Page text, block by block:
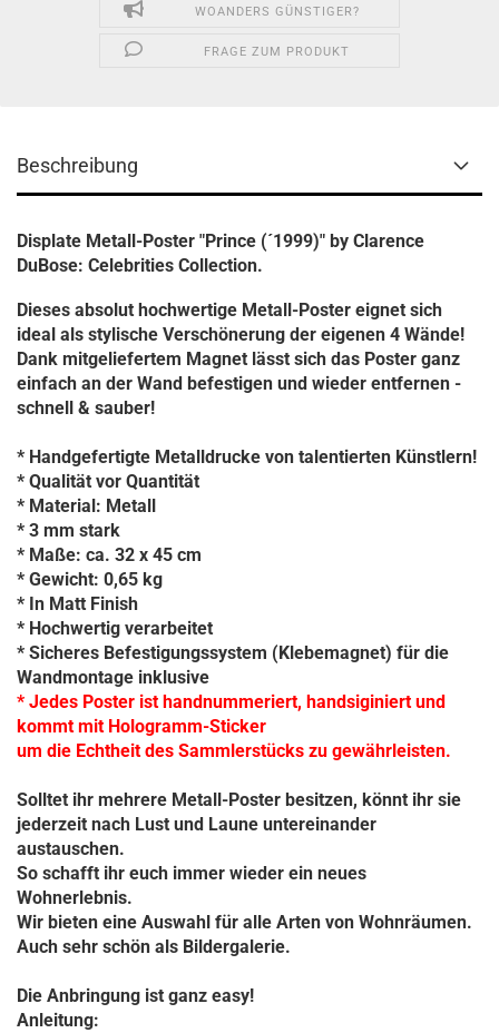
WOANDERS GÜNSTIGER?
FRAGE ZUM PRODUKT
Beschreibung
Displate Metall-Poster "Prince (´1999)" by Clarence
DuBose: Celebrities Collection.
Dieses absolut hochwertige Metall-Poster eignet sich
ideal als stylische Verschönerung der eigenen 4 Wände!
Dank mitgeliefertem Magnet lässt sich das Poster ganz
einfach an der Wand befestigen und wieder entfernen -
schnell & sauber!
* Handgefertigte Metalldrucke von talentierten Künstlern!
* Qualität vor Quantität​
* Material: Metall
* 3 mm stark
* Maße: ca. 32 x 45 cm
* Gewicht: 0,65 kg
* In Matt Finish
* Hochwertig verarbeitet
* Sicheres Befestigungssystem (Klebemagnet) für die
Wandmontage inklusive
* Jedes Poster ist handnummeriert, handsiginiert und
kommt mit Hologramm-Sticker
um die Echtheit des Sammlerstücks zu gewährleisten.
Solltet ihr mehrere Metall-Poster besitzen, könnt ihr sie
jederzeit nach Lust und Laune untereinander
austauschen.
So schafft ihr euch immer wieder ein neues
Wohnerlebnis.
Wir bieten eine Auswahl für alle Arten von Wohnräumen.
Auch sehr schön als Bildergalerie.
Die Anbringung ist ganz easy!
Anleitung: